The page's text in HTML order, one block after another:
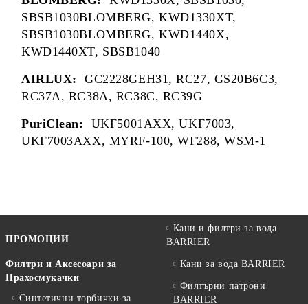
SBSB1030BLOMBERG, KWD1330XT,
SBSB1030BLOMBERG, KWD1440X,
KWD1440XT, SBSB1040
AIRLUX: GC2228GEH31, RC27, GS20B6C3,
RC37A, RC38A, RC38C, RC39G
PuriClean: UKF5001AXX, UKF7003,
UKF7003AXX, MYRF-100, WF288, WSM-1
ПРОМОЦИИ
Филтри и Аксесоари за
Прахосмукачки
Синтетични торбички за
Кани и филтри за вода
BARRIER
Кани за вода BARRIER
Филтърни патрони
BARRIER